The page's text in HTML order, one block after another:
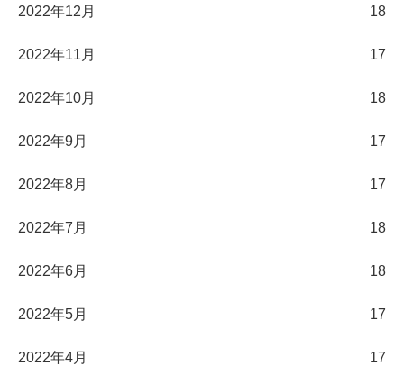
2022年12月 18
2022年11月 17
2022年10月 18
2022年9月 17
2022年8月 17
2022年7月 18
2022年6月 18
2022年5月 17
2022年4月 17